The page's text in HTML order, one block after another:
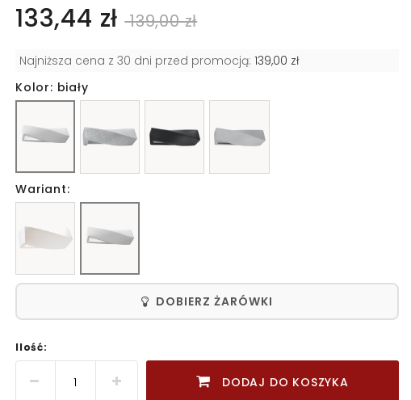
133,44 zł 139,00 zł
Najniższa cena z 30 dni przed promocją: 139,00 zł
Kolor: biały
Wariant:
DOBIERZ ŻARÓWKI
Ilość:
DODAJ DO KOSZYKA